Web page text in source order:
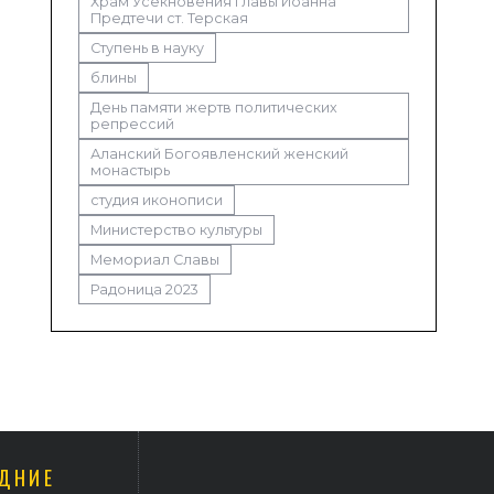
Предтечи ст. Терская
Ступень в науку
блины
День памяти жертв политических
репрессий
Аланский Богоявленский женский
монастырь
студия иконописи
Министерство культуры
Мемориал Славы
Радоница 2023